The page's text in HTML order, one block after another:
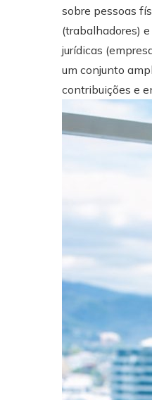
sobre pessoas
(trabalhadores)
jurídicas
um conjunto
contribuições e